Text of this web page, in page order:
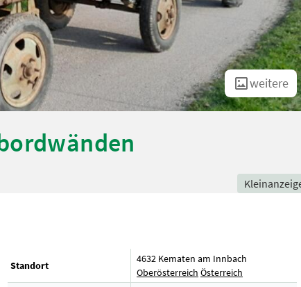
weitere
Standort
4632 Kematen am Innbach
Oberösterreich Österreich